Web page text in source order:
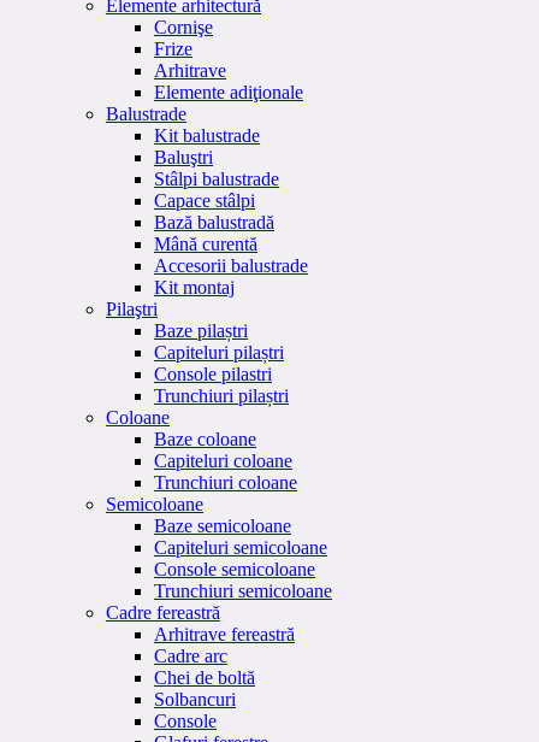
Elemente arhitectură
Cornişe
Frize
Arhitrave
Elemente adiţionale
Balustrade
Kit balustrade
Baluştri
Stâlpi balustrade
Capace stâlpi
Bază balustradă
Mână curentă
Accesorii balustrade
Kit montaj
Pilaştri
Baze pilaștri
Capiteluri pilaștri
Console pilastri
Trunchiuri pilaștri
Coloane
Baze coloane
Capiteluri coloane
Trunchiuri coloane
Semicoloane
Baze semicoloane
Capiteluri semicoloane
Console semicoloane
Trunchiuri semicoloane
Cadre fereastră
Arhitrave fereastră
Cadre arc
Chei de boltă
Solbancuri
Console